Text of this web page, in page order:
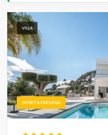
VILLA
OFERTA ESPECIAL
Previous